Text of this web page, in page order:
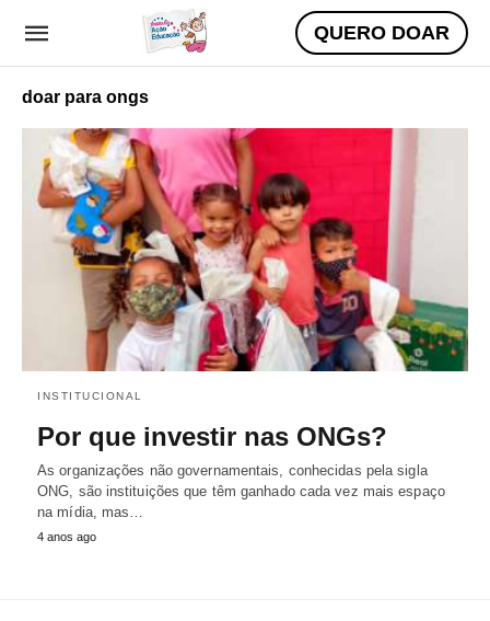
QUERO DOAR
doar para ongs
INSTITUCIONAL
Por que investir nas ONGs?
As organizações não governamentais, conhecidas pela sigla
ONG, são instituições que têm ganhado cada vez mais espaço
na mídia, mas…
4 anos ago